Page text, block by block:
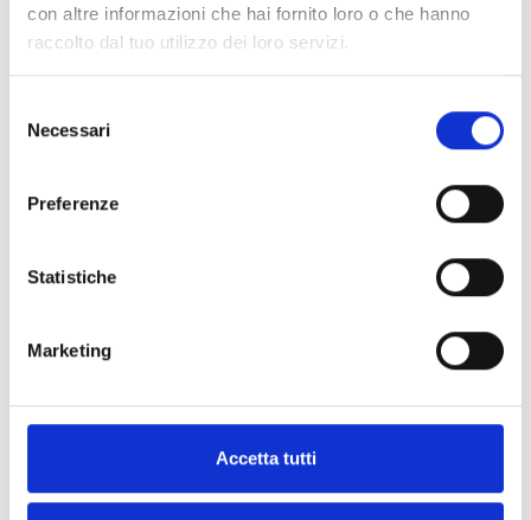
con altre informazioni che hai fornito loro o che hanno
raccolto dal tuo utilizzo dei loro servizi.
delNecessari
Preferenze
Statistiche
Marketing
Accetta tutti
EM344R
Ein-/Ausgängen und Schnittstelle
für konventionelle Melderlinien
Ein-/Ausgängen und Schnittstelle
für konventionelle Melderlinien